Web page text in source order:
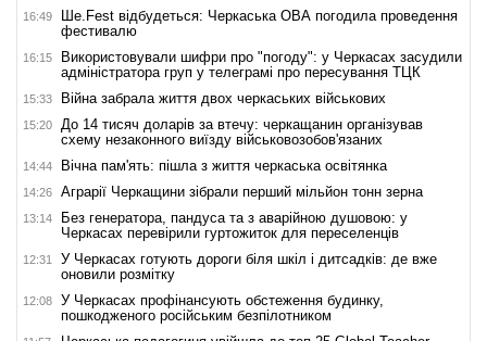
16:49
Ше.Fest відбудеться: Черкаська ОВА погодила проведення
фестивалю
16:15
Використовували шифри про "погоду": у Черкасах засудили
адміністратора груп у телеграмі про пересування ТЦК
15:33 Війна забрала життя двох черкаських військових
15:20
До 14 тисяч доларів за втечу: черкащанин організував
схему незаконного виїзду військовозобов'язаних
14:44 Вічна пам'ять: пішла з життя черкаська освітянка
14:26 Аграрії Черкащини зібрали перший мільйон тонн зерна
13:14
Без генератора, пандуса та з аварійною душовою: у
Черкасах перевірили гуртожиток для переселенців
12:31
У Черкасах готують дороги біля шкіл і дитсадків: де вже
оновили розмітку
12:08
У Черкасах профінансують обстеження будинку,
пошкодженого російським безпілотником